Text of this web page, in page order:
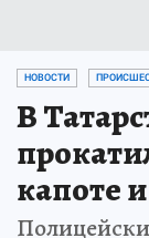
НОВОСТИ
В
капоте